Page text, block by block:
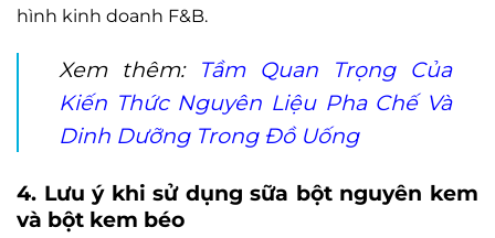
hình kinh doanh F&B.
Xem thêm: Tầm Quan Trọng Của
Kiến Thức Nguyên Liệu Pha Chế Và
Dinh Dưỡng Trong Đồ Uống
4. Lưu ý khi sử dụng sữa bột nguyên kem
và bột kem béo